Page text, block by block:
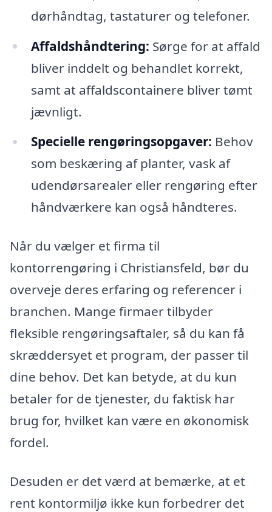
dørhåndtag, tastaturer og telefoner.
Affaldshåndtering: Sørge for at affald
bliver inddelt og behandlet korrekt,
samt at affaldscontainere bliver tømt
jævnligt.
Specielle rengøringsopgaver: Behov
som beskæring af planter, vask af
udendørsarealer eller rengøring efter
håndværkere kan også håndteres.
Når du vælger et firma til
kontorrengøring i Christiansfeld, bør du
overveje deres erfaring og referencer i
branchen. Mange firmaer tilbyder
fleksible rengøringsaftaler, så du kan få
skræddersyet et program, der passer til
dine behov. Det kan betyde, at du kun
betaler for de tjenester, du faktisk har
brug for, hvilket kan være en økonomisk
fordel.
Desuden er det værd at bemærke, at et
rent kontormiljø ikke kun forbedrer det